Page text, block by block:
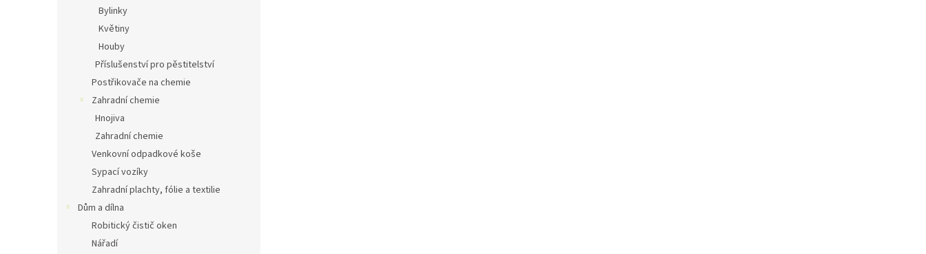
Bylinky
Květiny
Houby
Příslušenství pro pěstitelství
Postřikovače na chemie
Zahradní chemie
Hnojiva
Zahradní chemie
Venkovní odpadkové koše
Sypací vozíky
Zahradní plachty, fólie a textilie
Dům a dílna
Robitický čistič oken
Nářadí